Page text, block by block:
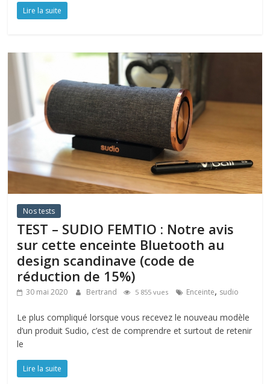
Lire la suite
Nos tests
TEST – SUDIO FEMTIO : Notre avis
sur cette enceinte Bluetooth au
design scandinave (code de
réduction de 15%)
30 mai 2020 Bertrand 5 855 vues Enceinte, sudio
Le plus compliqué lorsque vous recevez le nouveau modèle
d’un produit Sudio, c’est de comprendre et surtout de retenir
le
Lire la suite